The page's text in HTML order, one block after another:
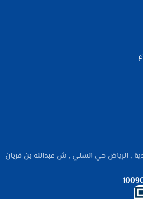
, الرياض حي السلي , ش عبدالله بن فريان